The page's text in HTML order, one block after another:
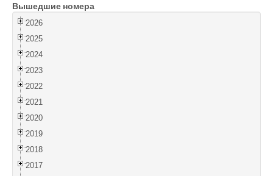
Войти
Вышедшие номера
2026
2025
2024
2023
2022
2021
2020
2019
2018
2017